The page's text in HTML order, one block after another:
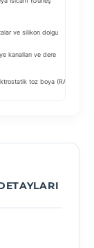
ve silikon dolgu
kanalları ve dere
toz boya (RAL